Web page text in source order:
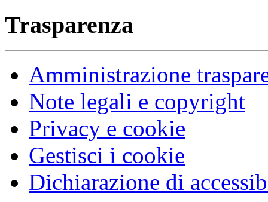
Trasparenza
Amministrazione
Note legali e copyright
Privacy e cookie
Gestisci i cookie
Dichiarazione di